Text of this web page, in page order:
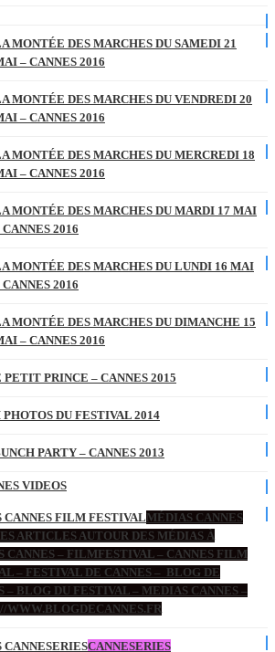
MONTÉE DES MARCHES DU SAMEDI 21
– CANNES 2016
MONTÉE DES MARCHES DU VENDREDI 20
– CANNES 2016
MONTÉE DES MARCHES DU MERCREDI 18
– CANNES 2016
MONTÉE DES MARCHES DU MARDI 17 MAI
CANNES 2016
MONTÉE DES MARCHES DU LUNDI 16 MAI
CANNES 2016
MONTÉE DES MARCHES DU DIMANCHE 15
– CANNES 2016
PETIT PRINCE – CANNES 2015
DU FESTIVAL 2014
PARTY – CANNES 2013
VIDEOS
CANNES FILM FESTIVALMÉDIAS CANNES
ARTICLES AUTOUR DES MÉDIAS À
CANNES – FILMFESTIVAL – CANNES FILM
– FESTIVAL DE CANNES – BLOG DE
– BLOG DU FESTIVAL – MEDIAS CANNES –
WWW.BLOGDECANNES.FR
CANNESERIESCANNESERIES